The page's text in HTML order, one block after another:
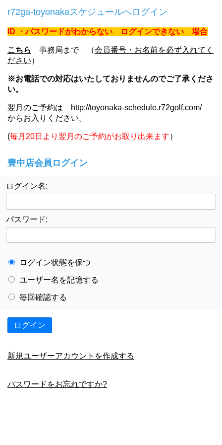
r72ga-toyonakaスケジュールへログイン
ID ・パスワードがわからない ログインできない 場合
こちら 事務局まで （会員番号・お名前を必ず入れてく
ださい）
※お電話での対応はいたしておりませんのでご了承くださ
い。
翌月のご予約は
http://toyonaka-schedule.r72golf.com/
からお入りください。
(毎月20日より翌月のご予約がお取り出来ます）
豊中店会員ログイン
ログイン名:
パスワード:
ログイン状態を保つ
ユーザー名を記憶する
毎回確認する
ログイン
新規ユーザーアカウントを作成する
パスワードをお忘れですか?